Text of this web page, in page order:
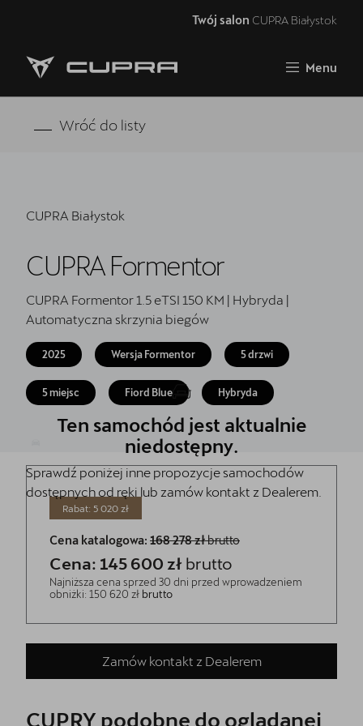
Twój salon CUPRA Białystok
Menu
Strona główna
Oferta i aktualności
5 lat gwarancji
Finansowanie
Serwis
Oryginalne części zamienne
Akcesoria CUPRA
Jazda próbna CUPRĄ
Dopłaty NaszEauto
O nas
Wróć do listy
CUPRA Białystok
CUPRA Formentor
CUPRA Formentor 1.5 eTSI 150 KM | Hybryda |
Automatyczna skrzynia biegów
2025 Wersja Formentor 5 drzwi
5 miejsc Fiord Blue Hybryda
Ten samochód jest aktualnie
niedostępny.
Sprawdź poniżej inne propozycje samochodów
dostępnych od ręki lub zamów kontakt z Dealerem.
Rabat: 5 020 zł
Cena katalogowa: 168 278 złbrutto
Cena: 145 600 zł brutto
Najniższa cena sprzed 30 dni przed wprowadzeniem
obniżki: 150 620 zł brutto
Zamów kontakt z Dealerem
CUPRY podobne do oglądanej